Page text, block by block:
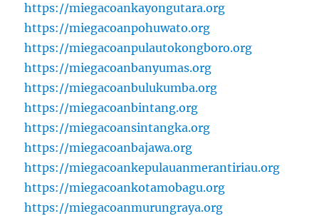
https://miegacoankayongutara.org
https://miegacoanpohuwato.org
https://miegacoanpulautokongboro.org
https://miegacoanbanyumas.org
https://miegacoanbulukumba.org
https://miegacoanbintang.org
https://miegacoansintangka.org
https://miegacoanbajawa.org
https://miegacoankepulauanmerantiriau.org
https://miegacoankotamobagu.org
https://miegacoanmurungraya.org